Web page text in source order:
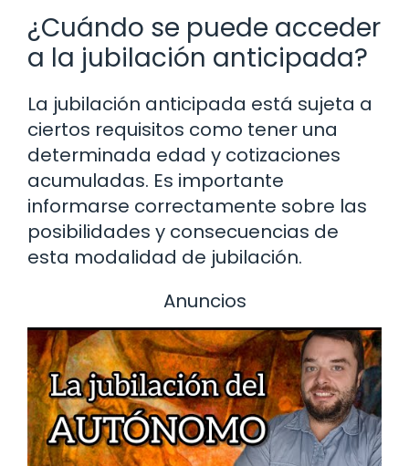
¿Cuándo se puede acceder
a la jubilación anticipada?
La jubilación anticipada está sujeta a
ciertos requisitos como tener una
determinada edad y cotizaciones
acumuladas. Es importante
informarse correctamente sobre las
posibilidades y consecuencias de
esta modalidad de jubilación.
Anuncios